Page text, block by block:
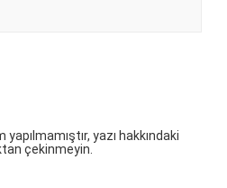
yazı hakkındaki
çekinmeyin.